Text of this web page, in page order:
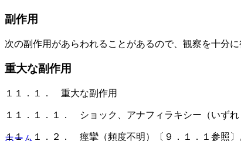
副作用
次の副作用があらわれることがあるので、観察を十分
重大な副作用
１１．１． 重大な副作用
１１．１．１． ショック、アナフィラキシー（いず
１１．１．２． 痙攣（頻度不明）〔９．１．１参照〕
ホーム